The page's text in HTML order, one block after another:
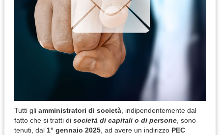
Tutti gli amministratori di società, indipendentemente dal
fatto che si tratti di società di capitali o di persone, sono
tenuti, dal 1° gennaio 2025, ad avere un indirizzo PEC